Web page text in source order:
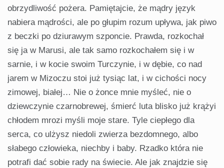
obrzydliwość pożera. Pamiętajcie, że mądry język
nabiera mądrości, ale po głupim rozum upływa, jak piwo
z beczki po dziurawym szponcie. Prawda, rozkochał
się ja w Marusi, ale tak samo rozkochałem się i w
sarnie, i w kocie swoim Turczynie, i w dębie, co nad
jarem w Mizoczu stoi już tysiąc lat, i w cichości nocy
zimowej, białej… Nie o żonce mnie myśleć, nie o
dziewczynie czarnobrewej, śmierć luta blisko już krążyi
chłodem mrozi myśli moje stare. Tyle ciepłego dla
serca, co ulżysz niedoli zwierza bezdomnego, albo
słabego człowieka, niechby i baby. Rzadko która nie
potrafi dać sobie rady na świecie. Ale jak znajdzie się